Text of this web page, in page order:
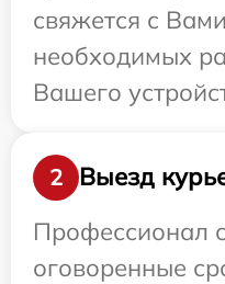
свяжется с
необходимых
Вашего
2
Выезд
Профессионал
оговоренные